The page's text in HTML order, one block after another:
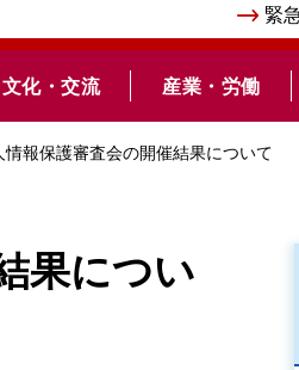
緊
化・交流 産業・労働
報保護審査会の開催結果について
果につい